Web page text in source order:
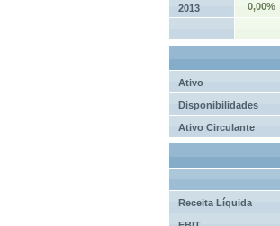
2013 0,00%
Ativo
Disponibilidades
Ativo Circulante
Receita Líquida